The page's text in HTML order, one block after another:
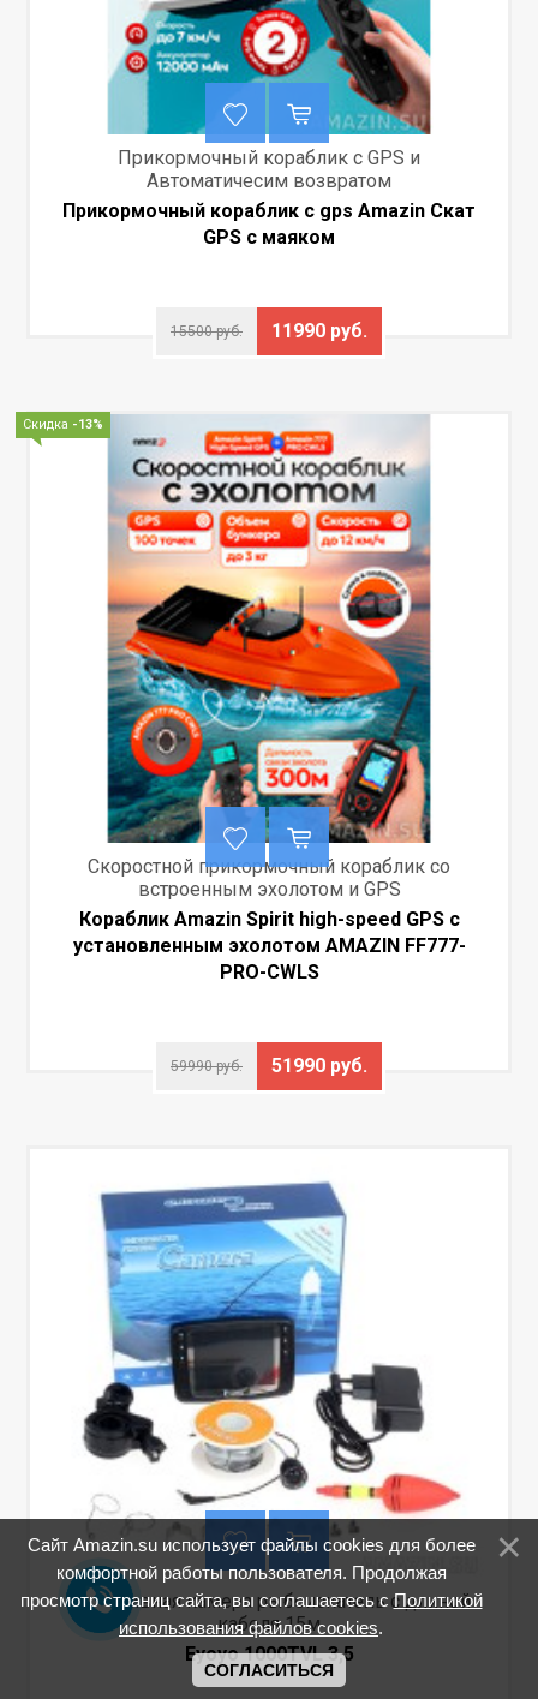
Прикормочный кораблик с GPS и
Автоматичесим возвратом
Прикормочный кораблик с gps Amazin Скат
GPS с маяком
15500 руб. 11990 руб.
Скидка -13%
Скоростной прикормочный кораблик со
встроенным эхолотом и GPS
Кораблик Amazin Spirit high-speed GPS с
установленным эхолотом AMAZIN FF777-
PRO-CWLS
59990 руб. 51990 руб.
Портативная камера рыбоискатель с длиной
кабеля 15м
Eyoyo 1000TVL 3,5
Сайт Amazin.su использует файлы cookies для более
комфортной работы пользователя. Продолжая
просмотр страниц сайта, вы соглашаетесь сПолитикой
использования файлов cookies.
СОГЛАСИТЬСЯ